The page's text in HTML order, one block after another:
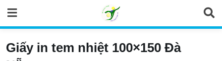
content
Giấy in tem nhiệt 100×150 Đà